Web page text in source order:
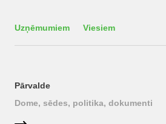
Uzņēmumiem Viesiem
Pārvalde
Dome, sēdes, politika, dokumenti